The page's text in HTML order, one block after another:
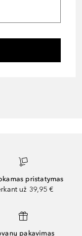
pristatymas
už 39,95 €
pakavimas